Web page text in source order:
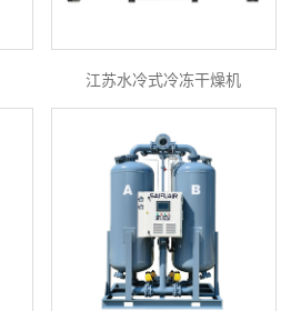
江苏水冷式冷冻干燥机